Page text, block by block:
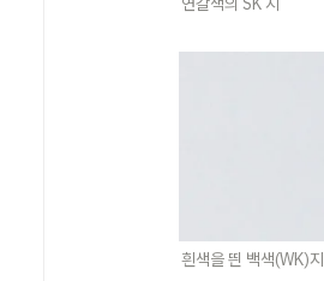
흰색을 띈 백색(WK)지